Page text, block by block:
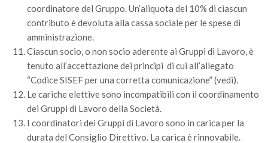
Opportunità di Lavoro
Rassegne
Reports
Simposii
Congressi
Pagina Congressi
coordinatore del Gruppo. Un’aliquota del 10% di ciascun
contributo è devoluta alla cassa sociale per le spese di
amministrazione.
Ciascun socio, o non socio aderente ai Gruppi di Lavoro, è
tenuto all’accettazione dei principi di cui all’allegato
“Codice SISEF per una corretta comunicazione” (vedi).
Le cariche elettive sono incompatibili con il coordinamento
dei Gruppi di Lavoro della Società.
I coordinatori dei Gruppi di Lavoro sono in carica per la
durata del Consiglio Direttivo. La carica è rinnovabile.